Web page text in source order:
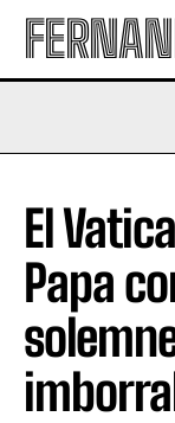
El
Papa